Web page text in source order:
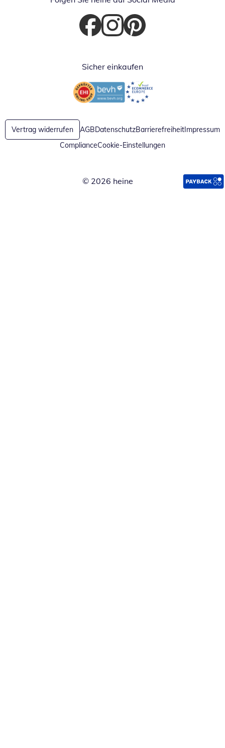
Öffnet in neuem Fenster
Öffnet in neuem Fenster
Öffnet in neuem Fenster
Sicher einkaufen
Öffnet in neuem FensterÖffnet in neuem Fenster
Vertrag widerrufen AGBDatenschutzBarrierefreiheitImpressum
ComplianceCookie-Einstellungen
© 2026 heine